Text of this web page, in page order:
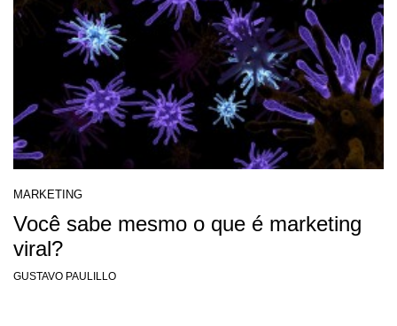
MARKETING
Você sabe mesmo o que é marketing
viral?
GUSTAVO PAULILLO